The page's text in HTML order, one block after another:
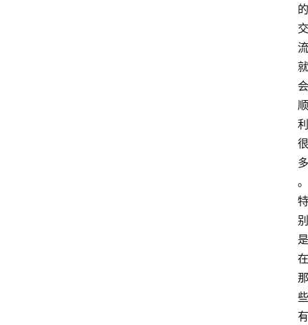
的
交
流
就
会
顺
利
很
多
。
特
别
是
在
那
些
有